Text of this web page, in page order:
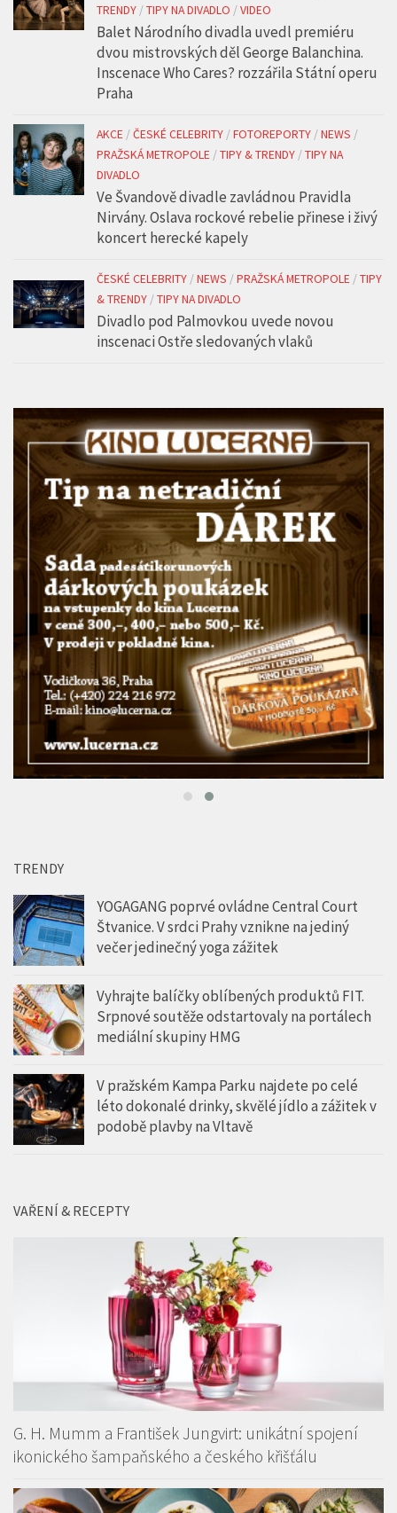
TRENDY /TIPY NA DIVADLO /VIDEO
Balet Národního divadla uvedl premiéru
dvou mistrovských děl George Balanchina.
Inscenace Who Cares? rozzářila Státní operu
Praha
AKCE /ČESKÉ CELEBRITY /FOTOREPORTY /NEWS /
PRAŽSKÁ METROPOLE /TIPY & TRENDY /TIPY NA
DIVADLO
Ve Švandově divadle zavládnou Pravidla
Nirvány. Oslava rockové rebelie přinese i živý
koncert herecké kapely
ČESKÉ CELEBRITY /NEWS /PRAŽSKÁ METROPOLE /TIPY
& TRENDY /TIPY NA DIVADLO
Divadlo pod Palmovkou uvede novou
inscenaci Ostře sledovaných vlaků
TRENDY
YOGAGANG poprvé ovládne Central Court
Štvanice. V srdci Prahy vznikne na jediný
večer jedinečný yoga zážitek
Vyhrajte balíčky oblíbených produktů FIT.
Srpnové soutěže odstartovaly na portálech
mediální skupiny HMG
V pražském Kampa Parku najdete po celé
léto dokonalé drinky, skvělé jídlo a zážitek v
podobě plavby na Vltavě
VAŘENÍ & RECEPTY
G. H. Mumm a František Jungvirt: unikátní spojení
ikonického šampaňského a českého křišťálu